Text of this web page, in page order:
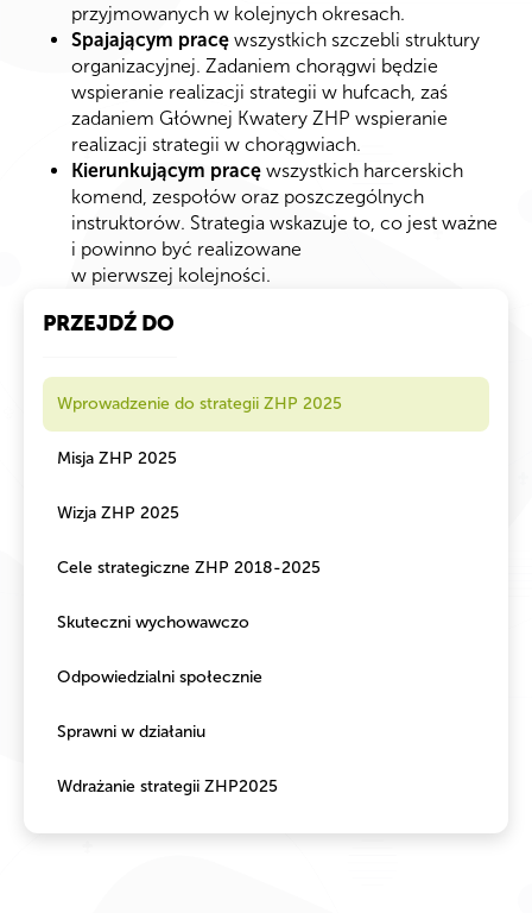
przyjmowanych w kolejnych okresach.
Spajającym pracę wszystkich szczebli struktury
organizacyjnej. Zadaniem chorągwi będzie
wspieranie realizacji strategii w hufcach, zaś
zadaniem Głównej Kwatery ZHP wspieranie
realizacji strategii w chorągwiach.
Kierunkującym pracę wszystkich harcerskich
komend, zespołów oraz poszczególnych
instruktorów. Strategia wskazuje to, co jest ważne
i powinno być realizowane
w pierwszej kolejności.
PRZEJDŹ DO
Wprowadzenie do strategii ZHP 2025
Misja ZHP 2025
Wizja ZHP 2025
Cele strategiczne ZHP 2018-2025
Skuteczni wychowawczo
Odpowiedzialni społecznie
Sprawni w działaniu
Wdrażanie strategii ZHP2025